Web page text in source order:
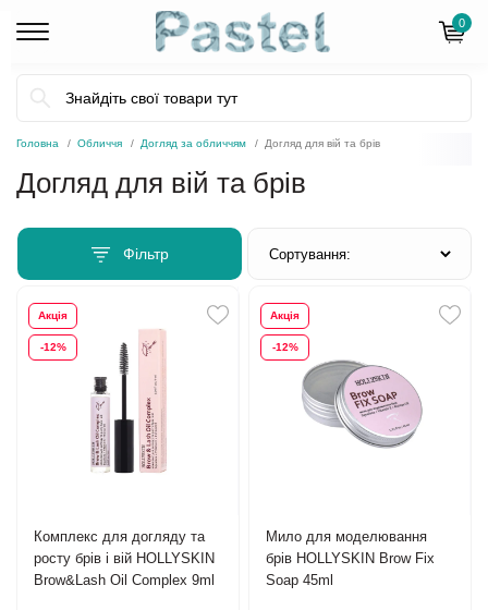
0
Головна Обличчя Догляд за обличчям Догляд для вій та брів
Догляд для вій та брів
Фільтр
Акція
-12%
Комплекс для догляду та
росту брів і вій HOLLYSKIN
Brow&Lash Oil Complex 9ml
Акція
-12%
Мило для моделювання
брів HOLLYSKIN Brow Fix
Soap 45ml